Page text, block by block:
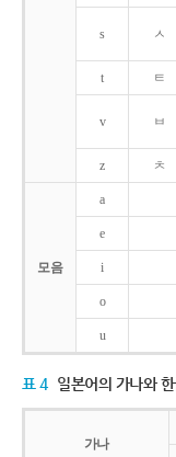
s ㅅ
t ㅌ
v ㅂ
z ㅊ
모음
a
e
i
o
u
표 4 일본어의 가나와
가나